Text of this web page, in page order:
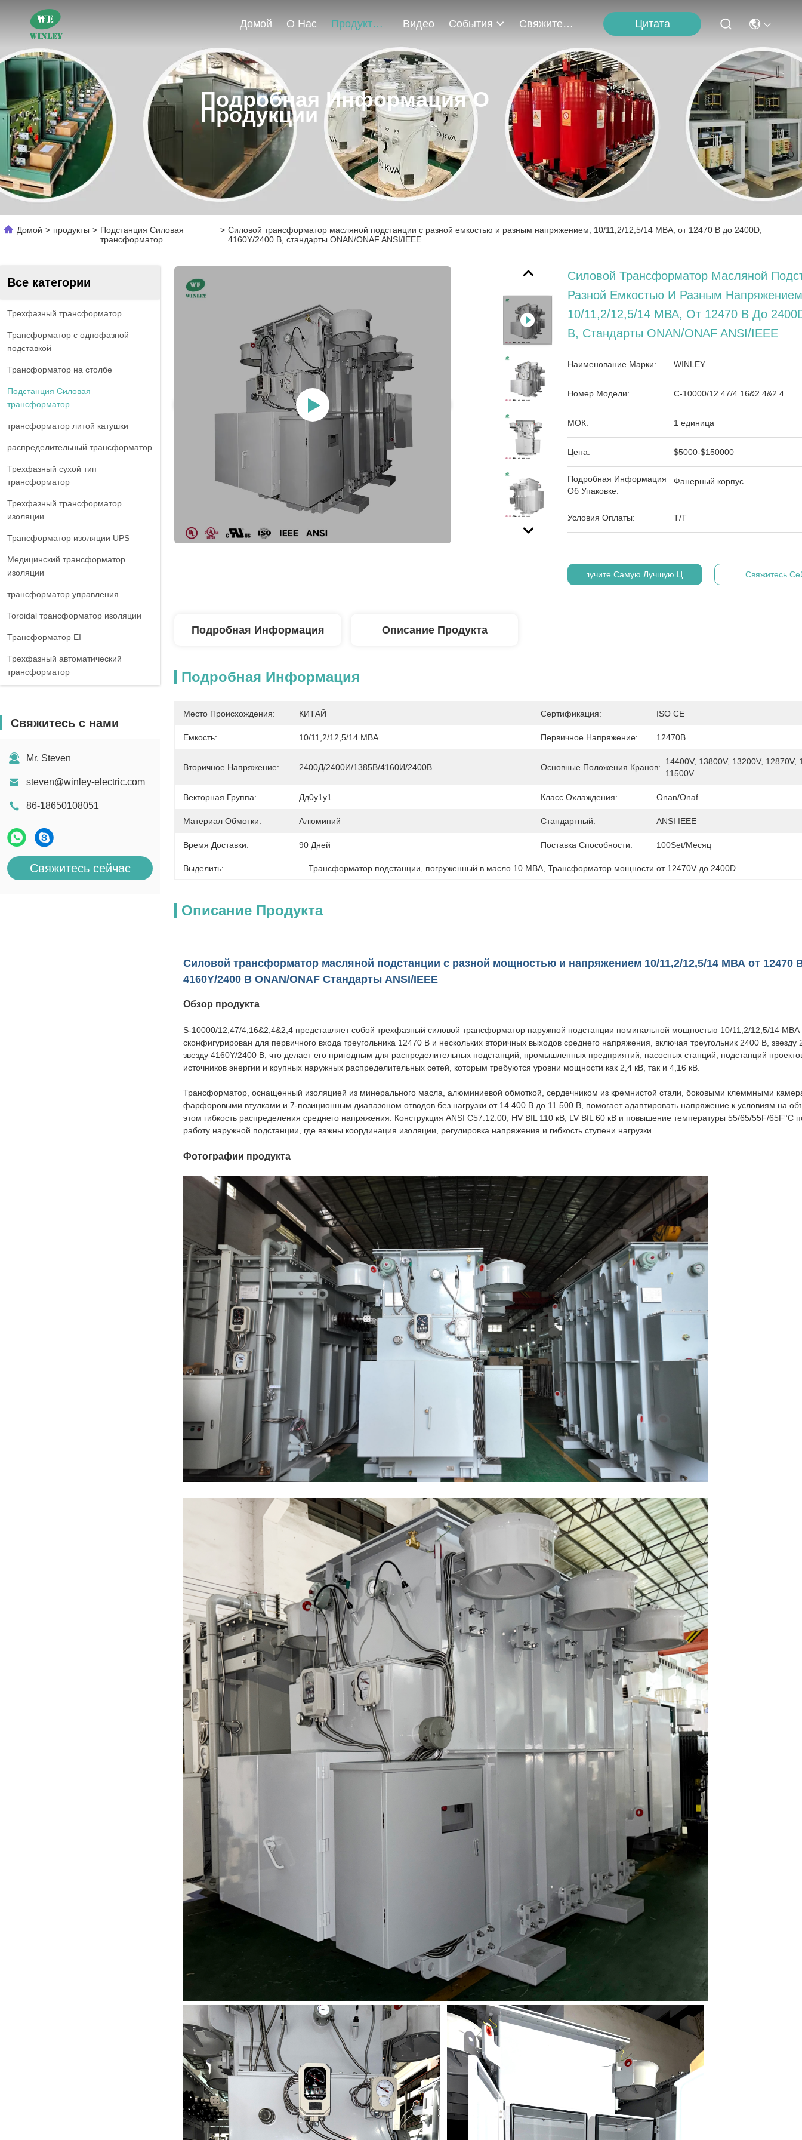
Домой О Нас Продукты Видео События Свяжитесь С Нами Цитата
Подробная Информация О
Продукции
Домой > продукты > Подстанция Силовая
трансформатор
> Силовой трансформатор масляной подстанции с разной емкостью и разным напряжением, 10/11,2/12,5/14 МВА, от 12470 В до 2400D,
4160Y/2400 В, стандарты ONAN/ONAF ANSI/IEEE
Все категории
Трехфазный трансформатор
Трансформатор с однофазной
подставкой
Трансформатор на столбе
Подстанция Силовая
трансформатор
трансформатор литой катушки
распределительный трансформатор
Трехфазный сухой тип
трансформатор
Трехфазный трансформатор
изоляции
Трансформатор изоляции UPS
Медицинский трансформатор
изоляции
трансформатор управления
Toroidal трансформатор изоляции
Трансформатор EI
Трехфазный автоматический
трансформатор
Трехфазный реактор
Свяжитесь с нами
Mr. Steven
steven@winley-electric.com
86-18650108051
Свяжитесь сейчас
Силовой Трансформатор Масляной
Разной Емкостью И Разным
10/11,2/12,5/14 МВА, От 12470 В До
В, Стандарты ONAN/ONAF ANSI/IEEE
Наименование Марки: WINLEY
Номер Модели: С-10000/12.47/4.16&2.4&2.4
МОК: 1 единица
Цена: $5000-$150000
Подробная Информация
Об Упаковке:
Фанерный корпус
Условия Оплаты: Т/Т
Получите Самую Лучшую Цену Свяжитесь
Подробная Информация Описание Продукта
Подробная Информация
Место Происхождения: КИТАЙ Сертификация: ISO CE
Емкость: 10/11,2/12,5/14 МВА Первичное Напряжение: 12470В
Вторичное Напряжение: 2400Д/2400И/1385В/4160И/2400В Основные Положения Кранов:
14400V, 13800V, 13200V, 12870V,
11500V
Векторная Группа: Дд0y1y1 Класс Охлаждения: Onan/Onaf
Материал Обмотки: Алюминий Стандартный: ANSI IEEE
Время Доставки: 90 Дней Поставка Способности: 100Set/месяц
Выделить: Трансформатор подстанции погруженный в масло 10 МВА, Трансформатор мощности от 12470V до 2400D
Описание Продукта
Силовой трансформатор масляной подстанции с разной мощностью и напряжением 10/11,2/12,5/14 МВА от 12470
4160Y/2400 В ONAN/ONAF Стандарты ANSI/IEEE
Обзор продукта
S-10000/12,47/4,16&2,4&2,4 представляет собой трехфазный силовой трансформатор наружной подстанции номинальной мощностью 10/11,2/12,5/14 МВА
сконфигурирован для первичного входа треугольника 12470 В и нескольких вторичных выходов среднего напряжения, включая треугольник 2400 В,
звезду 4160Y/2400 В, что делает его пригодным для распределительных подстанций, промышленных предприятий, насосных станций, подстанций
источников энергии и крупных наружных распределительных сетей, которым требуются уровни мощности как 2,4 кВ, так и 4,16 кВ.
Трансформатор, оснащенный изоляцией из минерального масла, алюминиевой обмоткой, сердечником из кремнистой стали, боковыми клеммными
фарфоровыми втулками и 7-позиционным диапазоном отводов без нагрузки от 14 400 В до 11 500 В, помогает адаптировать напряжение к условиям на
этом гибкость распределения среднего напряжения. Конструкция ANSI C57.12.00, HV BIL 110 кВ, LV BIL 60 кВ и повышение температуры 55/65/55F/65F°C
работу наружной подстанции, где важны координация изоляции, регулировка напряжения и гибкость ступени нагрузки.
Фотографии продукта